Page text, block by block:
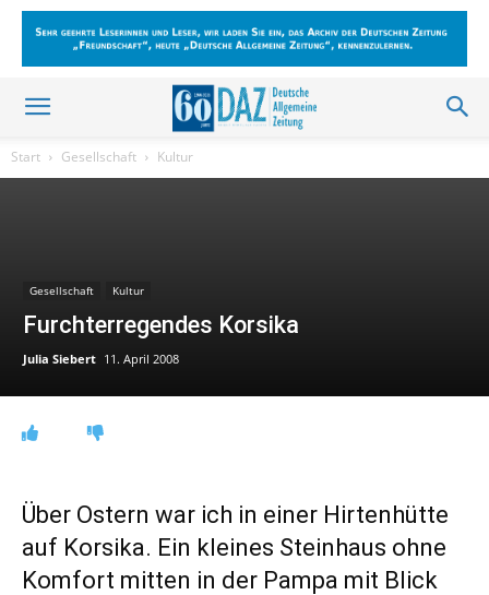
Start Gesellschaft Kultur
Gesellschaft Kultur
Furchterregendes Korsika
Julia Siebert 11. April 2008
Über Ostern war ich in einer Hirtenhütte
auf Korsika. Ein kleines Steinhaus ohne
Komfort mitten in der Pampa mit Blick